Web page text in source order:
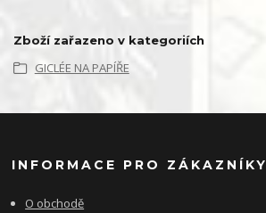
Zboží zařazeno v kategoriích
GICLÉE NA PAPÍŘE
INFORMACE PRO ZÁKAZNÍKY
O obchodě